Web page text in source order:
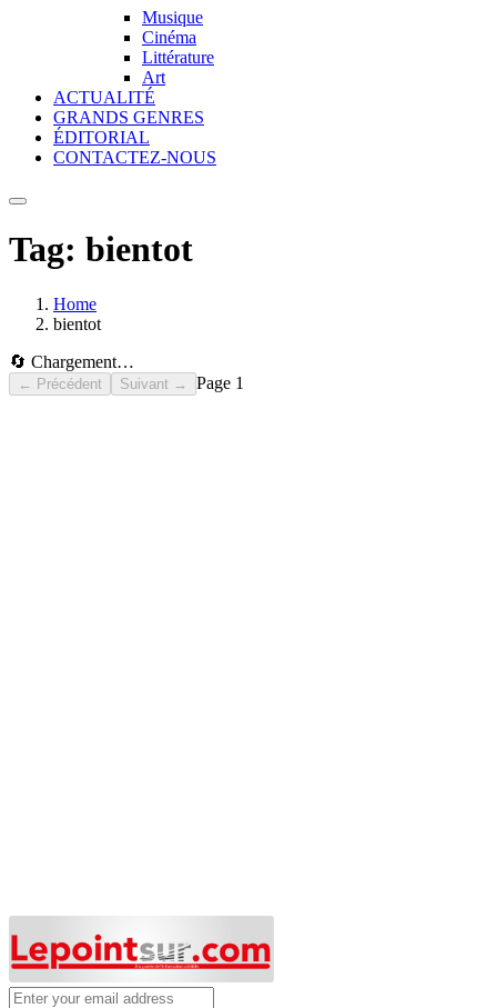
Musique
Cinéma
Littérature
Art
ACTUALITÉ
GRANDS GENRES
ÉDITORIAL
CONTACTEZ-NOUS
Tag: bientot
Home
bientot
🔄 Chargement…
← Précédent Suivant → Page 1